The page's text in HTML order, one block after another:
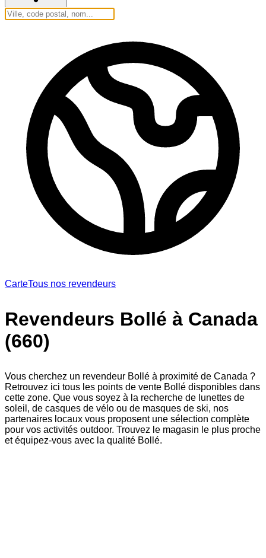
CarteTous nos revendeurs
Revendeurs Bollé à Canada
(660)
Vous cherchez un revendeur Bollé à proximité de Canada ?
Retrouvez ici tous les points de vente Bollé disponibles dans
cette zone. Que vous soyez à la recherche de lunettes de
soleil, de casques de vélo ou de masques de ski, nos
partenaires locaux vous proposent une sélection complète
pour vos activités outdoor. Trouvez le magasin le plus proche
et équipez-vous avec la qualité Bollé.